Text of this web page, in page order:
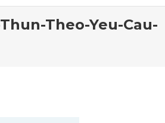
Theo-Yeu-Cau-